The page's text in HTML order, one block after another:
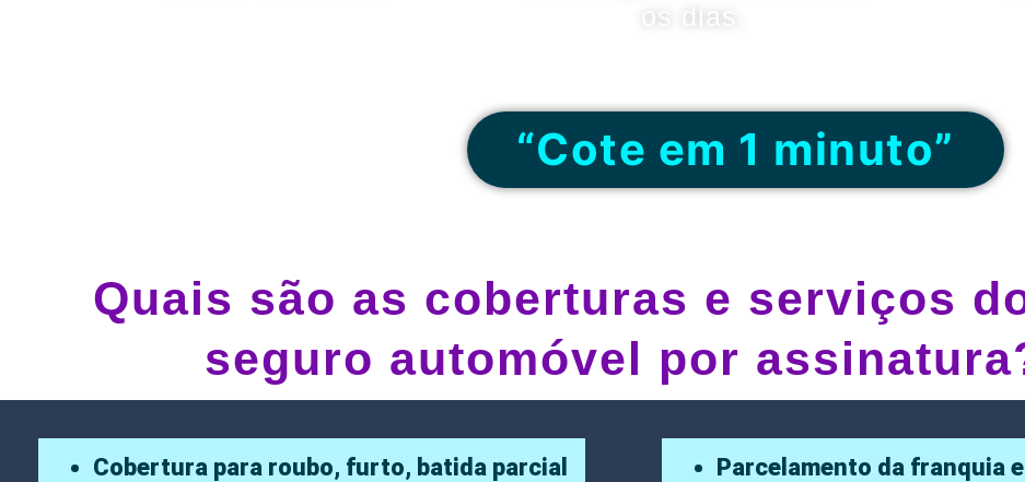
os dias.
“Cote em 1 minuto”
Quais são as coberturas e serviços
seguro automóvel por
Cobertura para roubo, furto, batida parcial
Parcelamento da franquia